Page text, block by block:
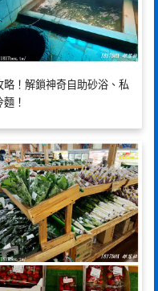
略！解鎖神奇自助砂浴、私
！